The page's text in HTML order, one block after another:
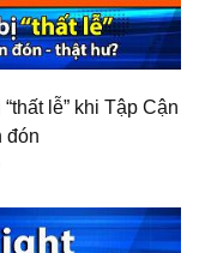
lễ” khi Tập Cận
đón